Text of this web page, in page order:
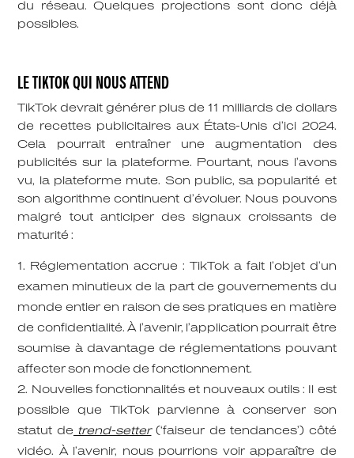
du réseau. Quelques projections sont donc déjà
possibles.
LE TIKTOK QUI NOUS ATTEND
TikTok devrait générer plus de 11 milliards de dollars
de recettes publicitaires aux États-Unis d’ici 2024.
Cela pourrait entraîner une augmentation des
publicités sur la plateforme. Pourtant, nous l’avons
vu, la plateforme mute. Son public, sa popularité et
son algorithme continuent d’évoluer. Nous pouvons
malgré tout anticiper des signaux croissants de
maturité :
Réglementation accrue : TikTok a fait l’objet d’un
examen minutieux de la part de gouvernements du
monde entier en raison de ses pratiques en matière
de confidentialité. À l’avenir, l’application pourrait être
soumise à davantage de réglementations pouvant
affecter son mode de fonctionnement.
Nouvelles fonctionnalités et nouveaux outils : Il est
possible que TikTok parvienne à conserver son
statut de trend-setter(‘faiseur de tendances’) côté
vidéo. À l’avenir, nous pourrions voir apparaître de